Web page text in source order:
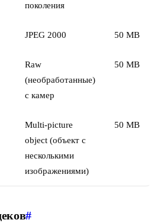
поколения
JPEG 2000 50 MB
Raw
(необработанные)
с камер
50 MB
Multi-picture
object (объект с
несколькими
изображениями)
50 MB
#